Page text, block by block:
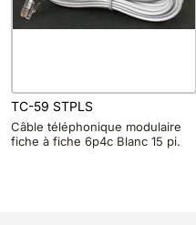
TC-59 STPLS
Câble téléphonique modulaire
fiche à fiche 6p4c Blanc 15 pi.